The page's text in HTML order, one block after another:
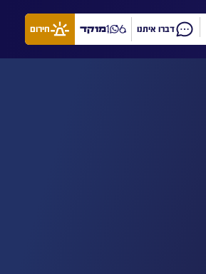
דברו איתנו מוקד חירום